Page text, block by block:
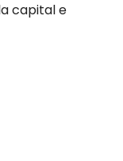
capital e